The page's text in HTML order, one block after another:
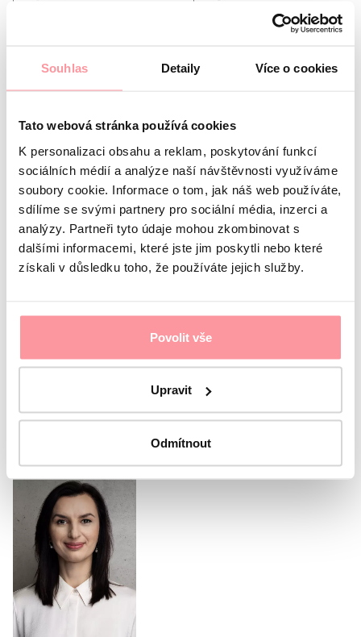
Souhlas Detaily Více o cookies
Tato webová stránka používá cookies
K personalizaci obsahu a reklam, poskytování funkcí
sociálních médií a analýze naší návštěvnosti využíváme
soubory cookie. Informace o tom, jak náš web používáte,
sdílíme se svými partnery pro sociální média, inzerci a
analýzy. Partneři tyto údaje mohou zkombinovat s
dalšími informacemi, které jste jim poskytli nebo které
získali v důsledku toho, že používáte jejich služby.
Povolit vše
Upravit
Odmítnout
Sono interessato a
discreta possibile, non aver paura di chiedere nulla
Tutte le comunicazioni sono crittografate
utilizzando SSL e seguono le nostre regole
riservatezza
modulo non può essere inviato senza il tuo consenso
Oppure chiama il nostro
coordinatore